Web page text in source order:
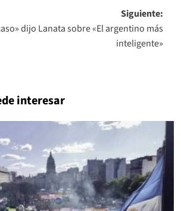
Siguiente:
dijo Lanata sobre «El argentino más
inteligente»
interesar